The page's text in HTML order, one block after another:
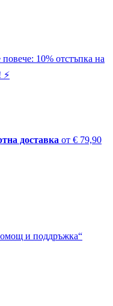
повече: 10% отстъпка на
доставка от € 79,90
и поддръжка“